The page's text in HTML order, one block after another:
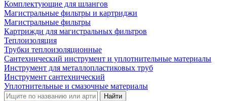
Комплектующие для шлангов
Магистральные фильтры и картриджи
Магистральные фильтры
Картрижди для магистральных фильтров
Теплоизоляция
Трубки теплоизоляционные
Сантехнический инструмент и уплотнительные материалы
Инструмент для металлопластиковых труб
Инструмент сантехнический
Уплотнительные и смазочные материалы
Найти